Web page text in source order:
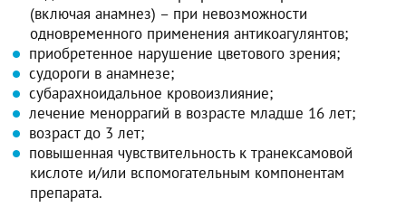
(включая анамнез) – при невозможности
одновременного применения антикоагулянтов;
приобретенное нарушение цветового зрения;
судороги в анамнезе;
субарахноидальное кровоизлияние;
лечение меноррагий в возрасте младше 16 лет;
возраст до 3 лет;
повышенная чувствительность к транексамовой
кислоте и/или вспомогательным компонентам
препарата.